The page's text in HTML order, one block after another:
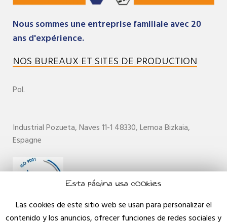
Nous sommes une entreprise familiale avec 20
ans d'expérience.
NOS BUREAUX ET SITES DE PRODUCTION
Pol.
Industrial Pozueta, Naves 11-1 48330,LemoaBizkaia,
Espagne
Groupe LEKUN
Esta página usa cookies
Las cookies de este sitio web se usan para personalizar el
contenido y los anuncios, ofrecer funciones de redes sociales y